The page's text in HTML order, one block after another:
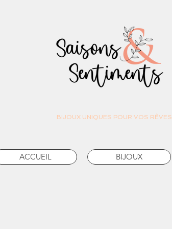
BIJOUX UNIQUES POUR VOS RÊVES
BIJOUX
ACCUEIL